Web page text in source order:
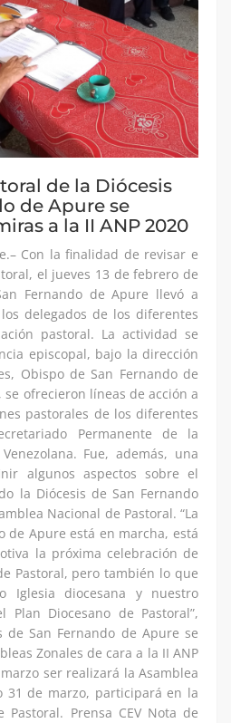
de la Diócesis
de Apure se
a la II ANP 2020
Con la finalidad de revisar e
el jueves 13 de febrero de
Fernando de Apure llevó a
delegados de los diferentes
pastoral. La actividad se
episcopal, bajo la dirección
Obispo de San Fernando de
ofrecieron líneas de acción a
pastorales de los diferentes
Permanente de la
Fue, además, una
algunos aspectos sobre el
la Diócesis de San Fernando
Nacional de Pastoral. “La
de Apure está en marcha, está
la próxima celebración de
Pastoral, pero también lo que
Iglesia diocesana y nuestro
Diocesano de Pastoral”,
de San Fernando de Apure se
Zonales de cara a la II ANP
ser realizará la Asamblea
31 de marzo, participará en la
Pastoral. Prensa CEV Nota de